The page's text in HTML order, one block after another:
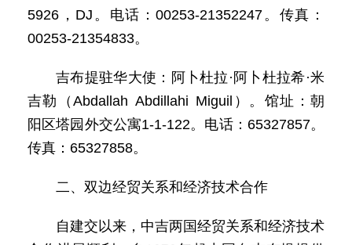
5926，DJ。电话：00253-21352247。传真：
00253-21354833。
吉布提驻华大使：阿卜杜拉·阿卜杜拉希·米
吉勒（Abdallah Abdillahi Miguil）。馆址：朝
阳区塔园外交公寓1-1-122。电话：65327857。
传真：65327858。
二、双边经贸关系和经济技术合作
自建交以来，中吉两国经贸关系和经济技术